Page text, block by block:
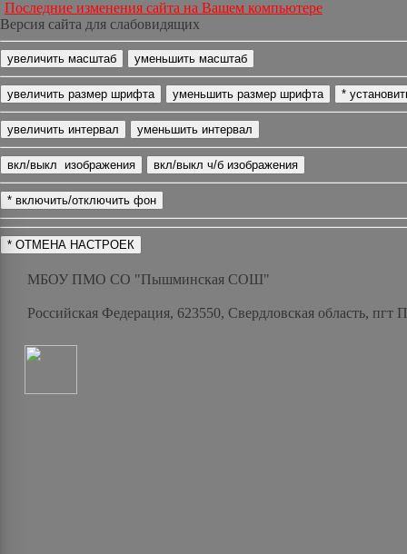
Последние изменения сайта на Вашем компьютере
Версия сайта для слабовидящих
МБОУ ПМО СО "Пышминская СОШ"
Российская Федерация, 623550, Свердловская область,